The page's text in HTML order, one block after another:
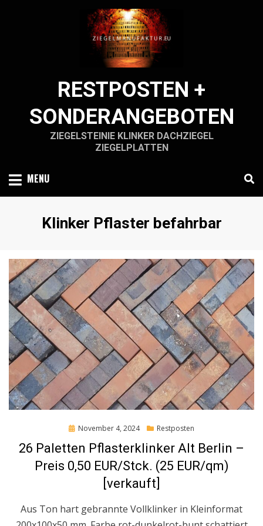
RESTPOSTEN +
SONDERANGEBOTEN
ZIEGELSTEINIE KLINKER DACHZIEGEL
ZIEGELPLATTEN
MENU
Schlagwort
:
Klinker Pflaster befahrbar
Posted
November 4, 2024 Restposten
26 Paletten Pflasterklinker Alt Berlin –
Preis 0,50 EUR/Stck. (25 EUR/qm)
[verkauft]
Aus Ton hart gebrannte Vollklinker in Kleinformat